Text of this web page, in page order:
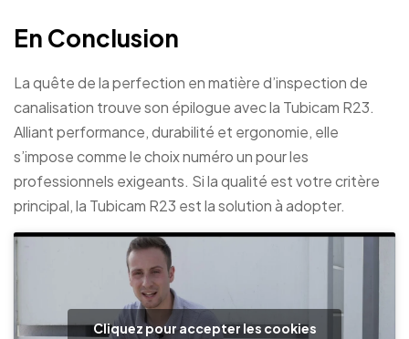
En Conclusion
La quête de la perfection en matière d’inspection de
canalisation trouve son épilogue avec la Tubicam R23.
Alliant performance, durabilité et ergonomie, elle
s’impose comme le choix numéro un pour les
professionnels exigeants. Si la qualité est votre critère
principal, la Tubicam R23 est la solution à adopter.
Cliquez pour accepter les cookies